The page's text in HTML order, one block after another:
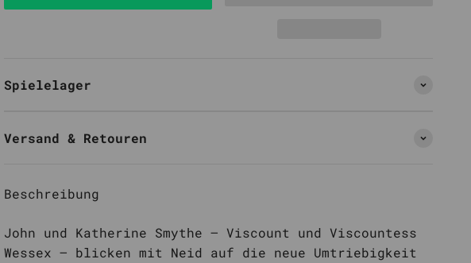
Spielelager
Versand & Retouren
Beschreibung
John und Katherine Smythe – Viscount und Viscountess
Wessex – blicken mit Neid auf die neue Umtriebigkeit